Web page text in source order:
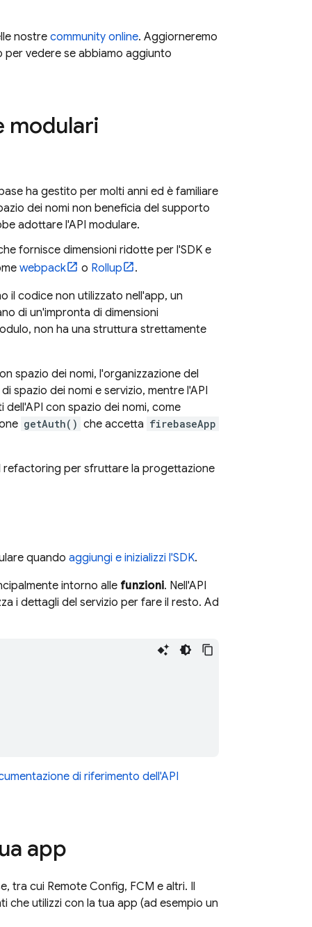
nostre community online. Aggiorneremo
per vedere se abbiamo aggiunto
modulari
ha gestito per molti anni ed è familiare
dei nomi non beneficia del supporto
adottare l'API modulare.
fornisce dimensioni ridotte per l'SDK e
webpack o Rollup
.
il codice non utilizzato nell'app, un
di un'impronta di dimensioni
non ha una struttura strettamente
spazio dei nomi, l'organizzazione del
spazio dei nomi e servizio, mentre l'API
dell'API con spazio dei nomi, come
getAuth() che accetta firebaseApp
refactoring per sfruttare la progettazione
quando aggiungi e inizializzi l'SDK.
intorno alle funzioni. Nell'API
i dettagli del servizio per fare il resto. Ad
di riferimento dell'API
app
tra cui Remote Config, FCM e altri. Il
che utilizzi con la tua app (ad esempio un